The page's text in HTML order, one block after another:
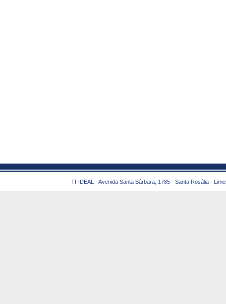
TI-IDEAL - Avenida Santa Bárbara, 1785 - Santa Rosália -